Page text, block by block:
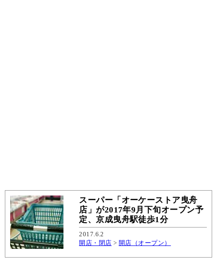
スーパー「オーケーストア曳舟
店」が2017年9月下旬オープン予
定、京成曳舟駅徒歩1分
2017.6.2
開店・閉店 > 開店（オープン）